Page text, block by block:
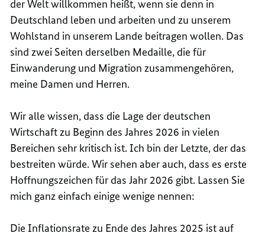
der Welt willkommen heißt, wenn sie denn in
Deutschland leben und arbeiten und zu unserem
Wohlstand in unserem Lande beitragen wollen. Das
sind zwei Seiten derselben Medaille, die für
Einwanderung und Migration zusammengehören,
meine Damen und Herren.
Wir alle wissen, dass die Lage der deutschen
Wirtschaft zu Beginn des Jahres 2026 in vielen
Bereichen sehr kritisch ist. Ich bin der Letzte, der das
bestreiten würde. Wir sehen aber auch, dass es erste
Hoffnungszeichen für das Jahr 2026 gibt. Lassen Sie
mich ganz einfach einige wenige nennen:
Die Inflationsrate zu Ende des Jahres 2025 ist auf